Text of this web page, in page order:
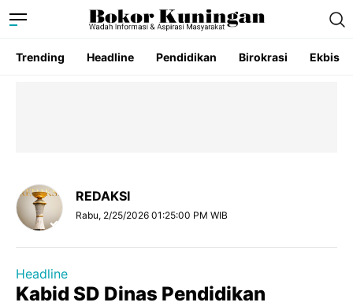
Trending Headline Pendidikan Birokrasi Ekbis
REDAKSI
Rabu, 2/25/2026 01:25:00 PM WIB
Headline
Kabid SD Dinas Pendidikan